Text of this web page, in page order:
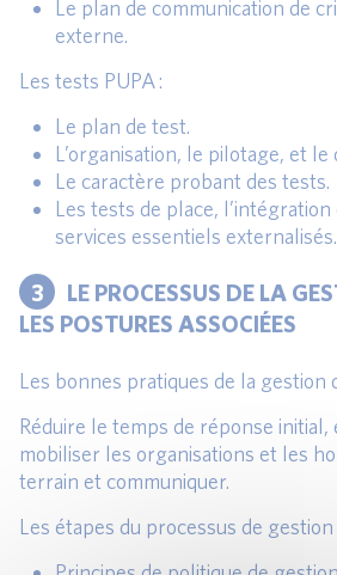
Le plan de communication de
externe.
Les tests PUPA :
Le plan de test.
L’organisation, le pilotage, et le
Le caractère probant des tests.
Les tests de place,
services essentiels externalisés.
3
LE PROCESSUS DE LA
LES POSTURES ASSOCIÉES
Les bonnes pratiques de la gestion
Réduire le temps de réponse initial,
mobiliser les organisations et les
terrain et communiquer.
Les étapes du processus de gestion